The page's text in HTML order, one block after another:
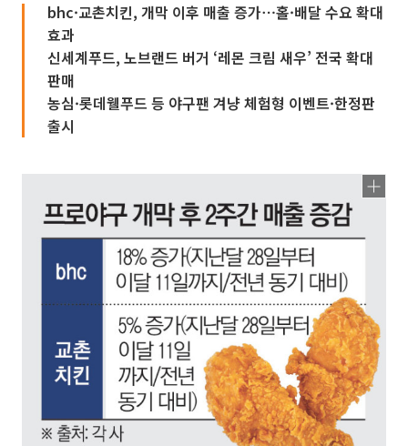
bhc·교촌치킨, 개막 이후 매출 증가⋯홀·배달 수요 확대
효과
신세계푸드, 노브랜드 버거 ‘레몬 크림 새우’ 전국 확대
판매
농심·롯데웰푸드 등 야구팬 겨냥 체험형 이벤트·한정판
출시